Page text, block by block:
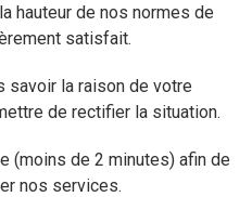
hauteur de nos normes de
satisfait.
savoir la raison de votre
de rectifier la situation.
(moins de 2 minutes) afin de
nos services.